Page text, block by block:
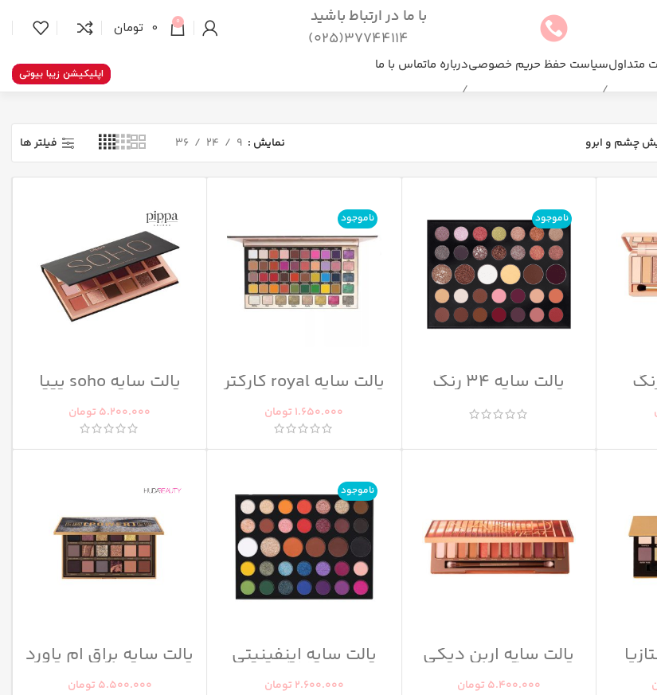
با ما در ارتباط باشید
37744114(025)
0
0 تومان
متداولسیاست حفظ حریم خصوصیدرباره ماتماس با ما اپلیکیشن زیبا بیوتی
چشم و ابرو نمایش 9
24
36 فیلتر ها
12 رنگ
ناموجود
پالت سایه 34 رنگ
کد003
ناموجود
پالت سایه royal کارکتر
1.650.000 تومان
پالت سایه soho پیپا
5.200.000 تومان
پالت سایه اربن دیکی
نیکد هیت
5.400.000 تومان
ناموجود
پالت سایه اینفینیتی
فوراور52 کد001
2.600.000 تومان
پالت سایه براق ام پاورد
هدی بیوتی
5.500.000 تومان